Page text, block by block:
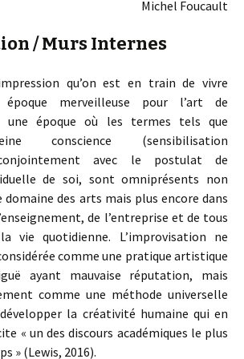
Michel Foucault
/ Murs Internes
qu’on est en train de vivre
merveilleuse pour l’art de
une époque où les termes tels que
conscience (sensibilisation
avec le postulat de
de soi, sont omniprésents non
des arts mais plus encore dans
de l’entreprise et de tous
vie quotidienne. L’improvisation ne
comme une pratique artistique
ayant mauvaise réputation, mais
comme une méthode universelle
la créativité humaine qui en
« un des discours académiques le plus
» (Lewis, 2016).